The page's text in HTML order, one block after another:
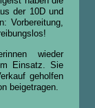
der 10D und
Vorbereitung,
wieder
Einsatz. Sie
geholfen
beigetragen.